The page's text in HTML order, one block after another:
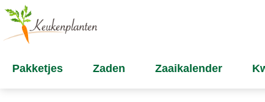
Pakketjes Zaden Zaaikalender